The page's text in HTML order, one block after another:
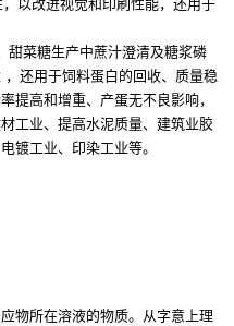
以改进视觉和印刷性能，还用于
甜菜糖生产中蔗汁澄清及糖浆磷
还用于饲料蛋白的回收、质量稳
提高和增重、产蛋无不良影响，
工业、提高水泥质量、建筑业胶
镀工业、印染工业等。
物所在溶液的物质。从字意上理